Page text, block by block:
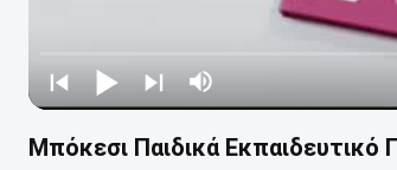
Μπόκεσι Παιδικά Εκπαιδευτικό